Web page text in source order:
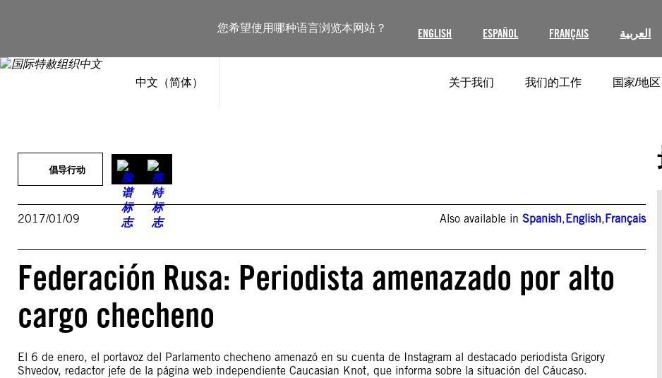
您希望使用哪种语言浏览本网站？ ENGLISH ESPAÑOL FRANÇAIS العربية
中文（简体） 关于我们 我们的工作 国家/地区
倡导行动
2017/01/09 Also available inSpanish,English,Français
Federación Rusa: Periodista amenazado por alto
cargo checheno
El 6 de enero, el portavoz del Parlamento checheno amenazó en su cuenta de Instagram al destacado periodista Grigory
Shvedov, redactor jefe de la página web independiente Caucasian Knot, que informa sobre la situación del Cáucaso.